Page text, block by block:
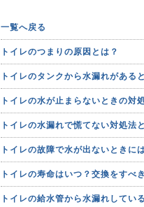
一覧へ戻る
トイレのつまりの原因とは？
トイレのタンクから水漏れがある
トイレの水が止まらないときの対
トイレの水漏れで慌てない対処法
トイレの故障で水が出ないときに
トイレの寿命はいつ？交換をすべ
トイレの給水管から水漏れしてい